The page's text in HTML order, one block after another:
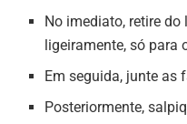
No imediato, retire do
ligeiramente, só para
Em seguida, junte as
Posteriormente,